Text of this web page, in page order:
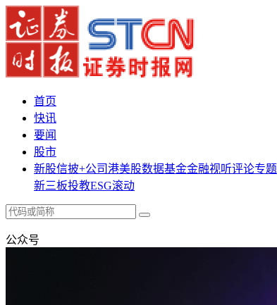
首页
快讯
要闻
股市
新股信披+公司港美股数据基金金融视听评论专题
新三板投教ESG滚动
公众号